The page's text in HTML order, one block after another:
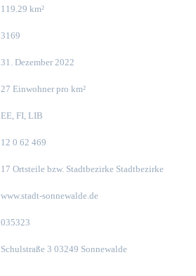
119.29 km²
3169
31. Dezember 2022
27 Einwohner pro km²
EE, FI, LIB
12 0 62 469
17 Ortsteile bzw. Stadtbezirke Stadtbezirke
www.stadt-sonnewalde.de
035323
Schulstraße 3 03249 Sonnewalde